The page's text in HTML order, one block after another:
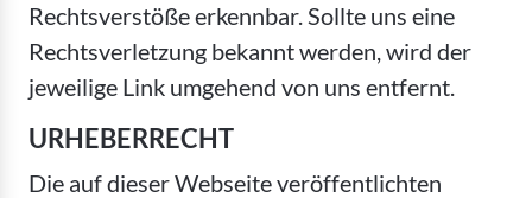
Rechtsverstöße erkennbar. Sollte uns eine
Rechtsverletzung bekannt werden, wird der
jeweilige Link umgehend von uns entfernt.
URHEBERRECHT
Die auf dieser Webseite veröffentlichten